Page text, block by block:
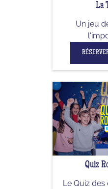
La
Un jeu
Quiz
Le Quiz des